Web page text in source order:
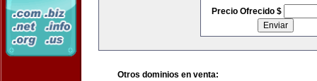
Precio Ofrecido $
Otros dominios en venta: